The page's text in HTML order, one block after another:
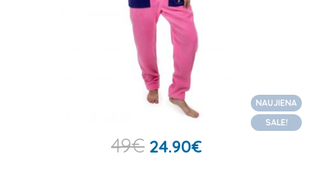
NAUJIENA
SALE!
49€ 24.90€